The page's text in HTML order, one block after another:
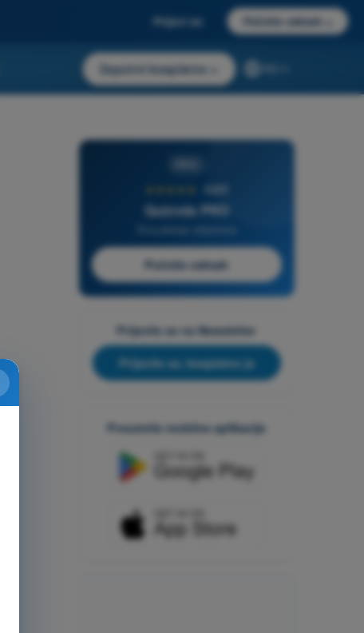
Prijavi se Počnite odmah
Započni besplatno
4,6/5
Quizvds PRO
Počnite odmah
Prijavite se na Newsletter
Prijavite se, besplatno je
Preuzmite mobilne aplikacije